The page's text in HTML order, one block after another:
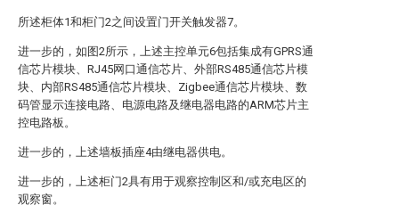
所述柜体1和柜门2之间设置门开关触发器7。
进一步的，如图2所示，上述主控单元6包括集成有GPRS通
信芯片模块、RJ45网口通信芯片、外部RS485通信芯片模
块、内部RS485通信芯片模块、Zigbee通信芯片模块、数
码管显示连接电路、电源电路及继电器电路的ARM芯片主
控电路板。
进一步的，上述墙板插座4由继电器供电。
进一步的，上述柜门2具有用于观察控制区和/或充电区的
观察窗。